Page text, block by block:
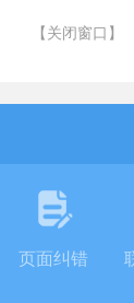
【关闭窗口】
页面纠错